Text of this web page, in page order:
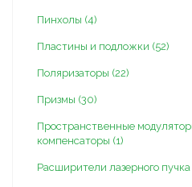
Пинхолы (4)
Пластины и подложки (52)
Поляризаторы (22)
Призмы (30)
Пространственные
компенсаторы (1)
Расширители лазерного пучка